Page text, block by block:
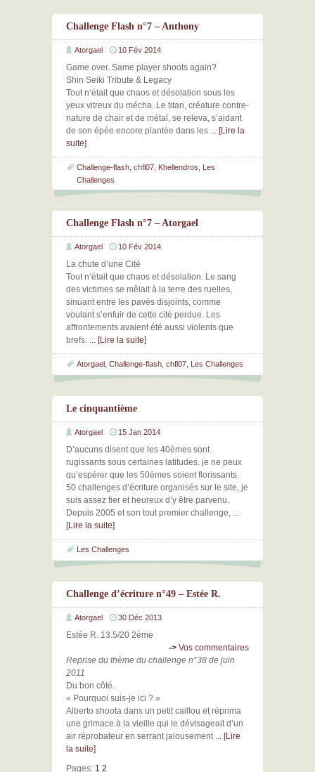
Challenge Flash n°7 – Anthony
Atorgael 10 Fév 2014
Game over. Same player shoots again?
Shin Seiki Tribute & Legacy
Tout n’était que chaos et désolation sous les
yeux vitreux du mécha. Le titan, créature contre-
nature de chair et de métal, se releva, s’aidant
de son épée encore plantée dans les ... [Lire la
suite]
Challenge-flash chfl07 Khellendros
Les
Challenges
Challenge Flash n°7 – Atorgael
Atorgael 10 Fév 2014
La chute d’une Cité
Tout n’était que chaos et désolation. Le sang
des victimes se mêlait à la terre des ruelles,
sinuant entre les pavés disjoints, comme
voulant s’enfuir de cette cité perdue. Les
affrontements avaient été aussi violents que
brefs. ... [Lire la suite]
Atorgael Challenge-flash chfl07 Les Challenges
Le cinquantième
Atorgael 15 Jan 2014
D’aucuns disent que les 40èmes sont
rugissants sous certaines latitudes. je ne peux
qu’espérer que les 50èmes soient florissants.
50 challenges d’écriture organisés sur le site, je
suis assez fier et heureux d’y être parvenu.
Depuis 2005 et son tout premier challenge, ...
[Lire la suite]
Les Challenges
Challenge d’écriture n°49 – Estée R.
Atorgael 30 Déc 2013
Estée R. 13.5/20 2ème
-> Vos commentaires
Reprise du thème du challenge n°38 de juin
2011
Du bon côté.
« Pourquoi suis-je ici ? »
Alberto shoota dans un petit caillou et réprima
une grimace à la vieille qui le dévisageait d’un
air réprobateur en serrant jalousement ... [Lire
la suite]
Pages: 1 2